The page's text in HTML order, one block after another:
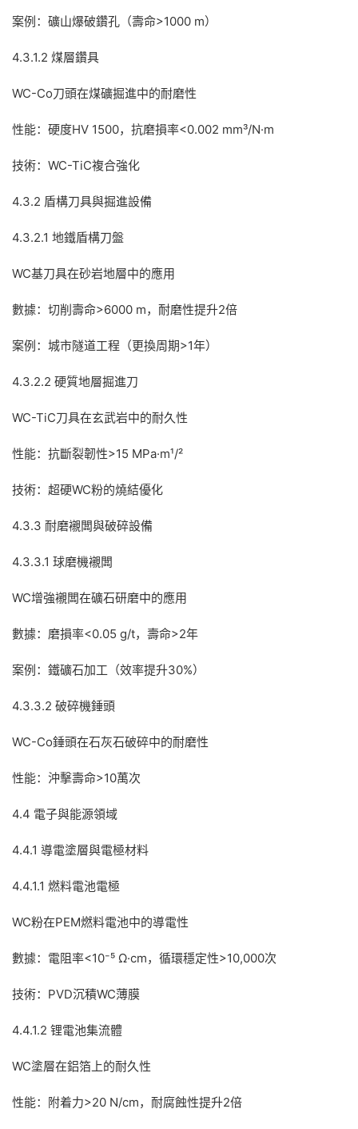
案例：礦山爆破鑽孔（壽命>1000 m）
4.3.1.2 煤層鑽具
WC-Co刀頭在煤礦掘進中的耐磨性
性能：硬度HV 1500，抗磨損率<0.002 mm³/N·m
技術：WC-TiC複合強化
4.3.2 盾構刀具與掘進設備
4.3.2.1 地鐵盾構刀盤
WC基刀具在砂岩地層中的應用
數據：切削壽命>6000 m，耐磨性提升2倍
案例：城市隧道工程（更換周期>1年）
4.3.2.2 硬質地層掘進刀
WC-TiC刀具在玄武岩中的耐久性
性能：抗斷裂韌性>15 MPa·m¹/²
技術：超硬WC粉的燒結優化
4.3.3 耐磨襯闆與破碎設備
4.3.3.1 球磨機襯闆
WC增強襯闆在礦石研磨中的應用
數據：磨損率<0.05 g/t，壽命>2年
案例：鐵礦石加工（效率提升30%）
4.3.3.2 破碎機錘頭
WC-Co錘頭在石灰石破碎中的耐磨性
性能：沖擊壽命>10萬次
4.4 電子與能源領域
4.4.1 導電塗層與電極材料
4.4.1.1 燃料電池電極
WC粉在PEM燃料電池中的導電性
數據：電阻率<10⁻⁵ Ω·cm，循環穩定性>10,000次
技術：PVD沉積WC薄膜
4.4.1.2 锂電池集流體
WC塗層在鋁箔上的耐久性
性能：附着力>20 N/cm，耐腐蝕性提升2倍